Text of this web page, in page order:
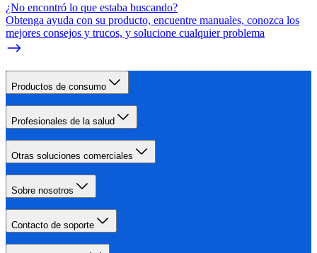
¿No encontró lo que estaba buscando?
Obtenga ayuda con su producto, encuentre manuales, conozca los
mejores consejos y trucos, y solucione cualquier problema
Productos de consumo
Profesionales de la salud
Otras soluciones comerciales
Sobre nosotros
Contacto de soporte